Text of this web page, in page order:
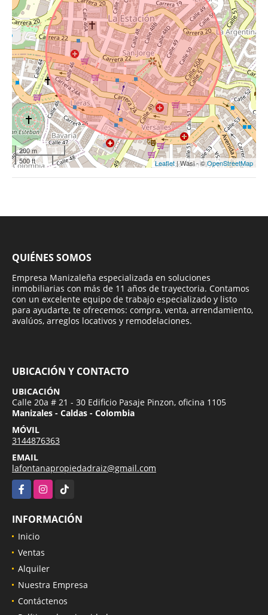
200 m
500 ft
Leaflet| Wasi - ©OpenStreetMap
QUIÉNES SOMOS
Empresa Manizaleña especializada en soluciones
inmobiliarias con más de 11 años de trayectoria. Contamos
con un excelente equipo de trabajo especializado y listo
para ayudarte, te ofrecemos: compra, venta, arrendamiento,
avalúos, arreglos locativos y remodelaciones.
UBICACIÓN Y CONTACTO
UBICACIÓN
Calle 20a # 21 - 30 Edificio Pasaje Pinzon, oficina 1105
Manizales - Caldas - Colombia
MÓVIL
3144876363
EMAIL
lafontanapropiedadraiz@gmail.com
FacebookInstagramTikTok
INFORMACIÓN
Inicio
Ventas
Alquiler
Nuestra Empresa
Contáctenos